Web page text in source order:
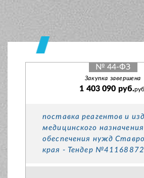
№ 44-ФЗ
Закупка завершена
1 403 090 руб.
поставка реагентов и
медицинского
обеспечения нужд
края - Тендер №41168872